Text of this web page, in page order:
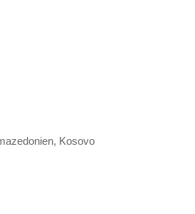
Kosovo